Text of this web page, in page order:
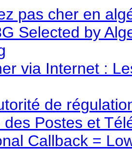
pas cher en
Selected by
via Internet :
de
des Postes et
Callback =